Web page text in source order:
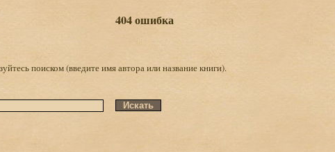
404 ошибка
поиском (введите имя автора или название книги).